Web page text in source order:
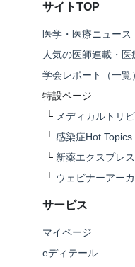
サイトTOP
医学・医療ニュース
人気の医師連載・医
学会レポート（一覧）
特設ページ
└ メディカルトリ
└ 感染症Hot Topics
└ 新薬エクスプレス
└ ウェビナーアー
サービス
マイページ
eディテール